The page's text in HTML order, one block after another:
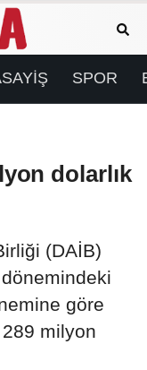
SPOR
dolarlık
(DAİB)
göre
milyon